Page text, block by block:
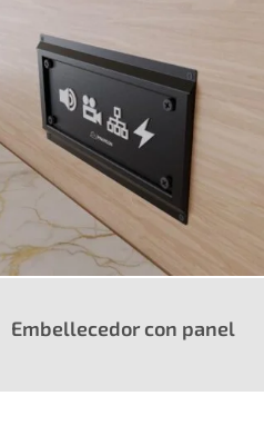
Embellecedor con panel